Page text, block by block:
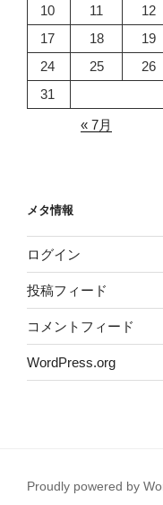
10
11 12
17
18 19
24
25 26
31
« 7月
メタ情報
ログイン
投稿フィード
コメントフィード
WordPress.org
Proudly powered by